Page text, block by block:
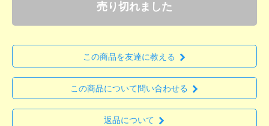
売り切れました
この商品を友達に教える
この商品について問い合わせる
返品について